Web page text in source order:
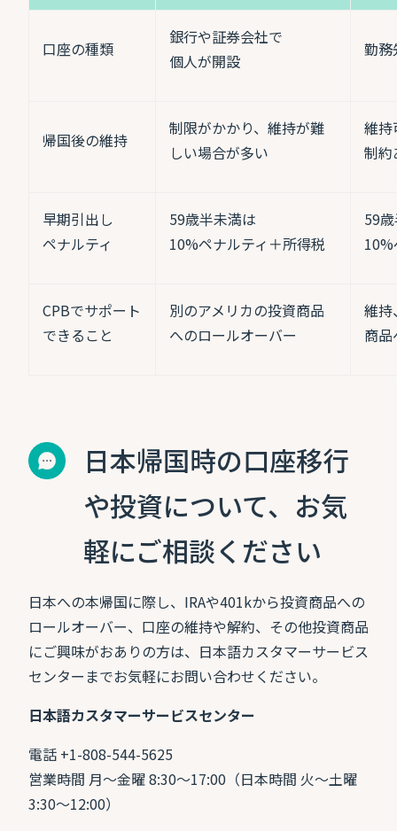
口座の種類
銀行や証券会社で
個人が開設
勤務
帰国後の維持
制限がかかり、維持が難
しい場合が多い
維持
制約
早期引出し
ペナルティ
59歳半未満は
10%ペナルティ＋所得税
59
10%
CPBでサポート
できること
別のアメリカの投資商品
へのロールオーバー
維持
商
日本帰国時の口座移行
や投資について、お気
軽にご相談ください
日本への本帰国に際し、IRAや401kから投資商品への
ロールオーバー、口座の維持や解約、その他投資商品
にご興味がおありの方は、日本語カスタマーサービス
センターまでお気軽にお問い合わせください。
日本語カスタマーサービスセンター
電話 +1-808-544-5625
営業時間 月〜金曜 8:30〜17:00（日本時間 火〜土曜
3:30〜12:00）